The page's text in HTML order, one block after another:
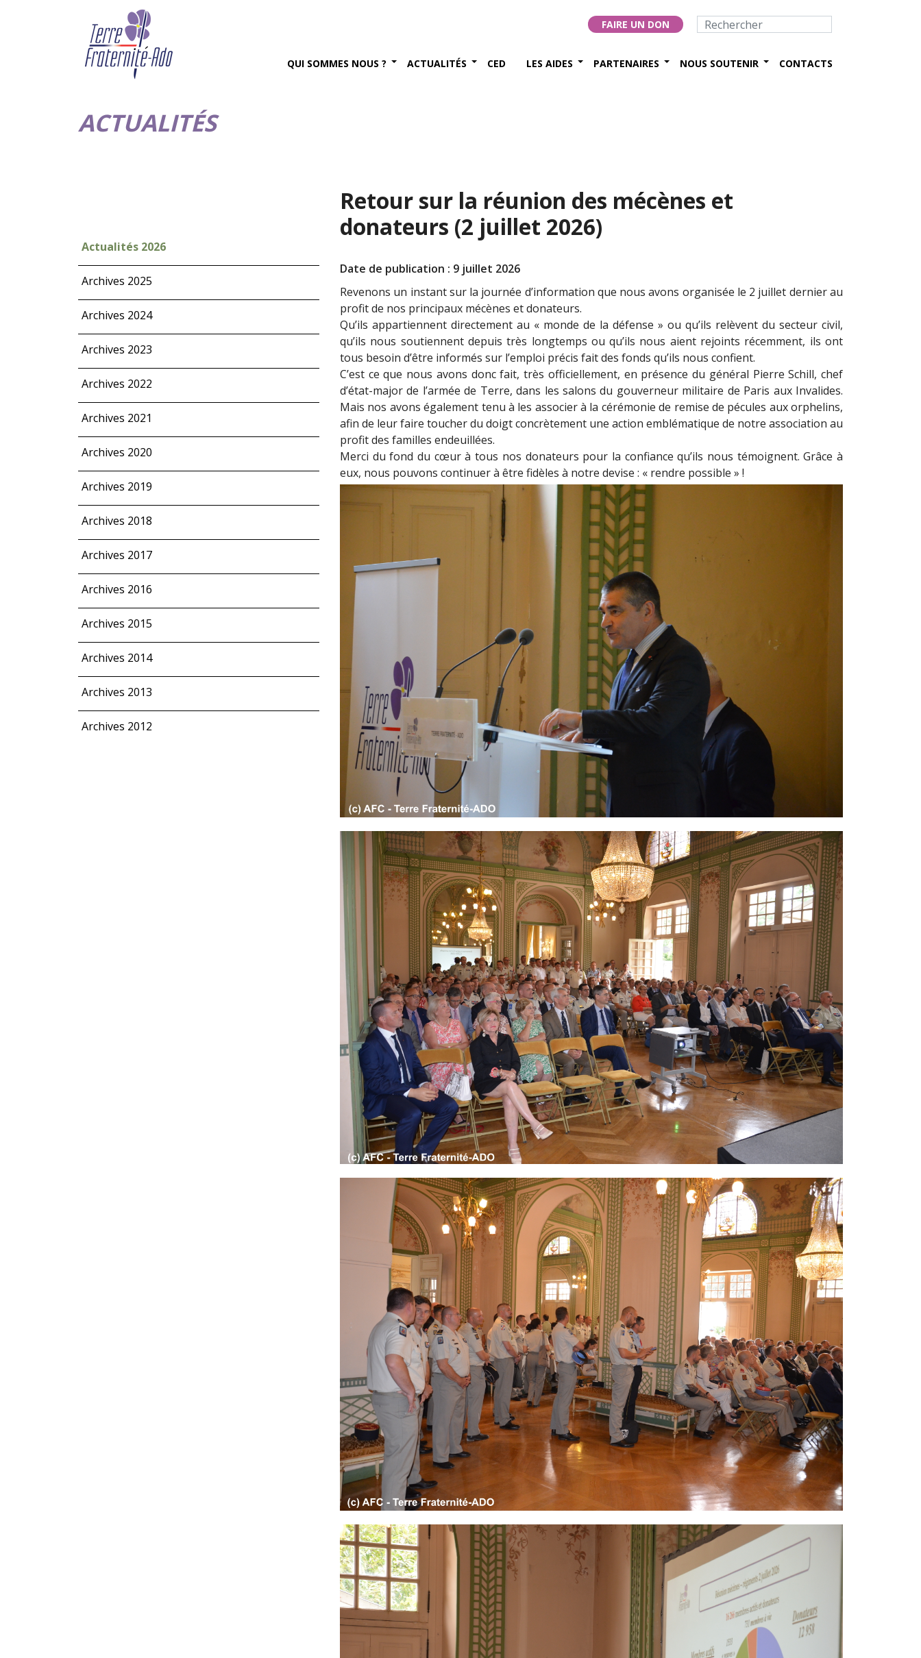
FAIRE UN DON
QUI SOMMES NOUS ? ACTUALITÉS CED LES AIDES PARTENAIRES NOUS SOUTENIR CONTACTS
ACTUALITÉS
Actualités 2026
Archives 2025
Archives 2024
Archives 2023
Archives 2022
Archives 2021
Archives 2020
Archives 2019
Archives 2018
Archives 2017
Archives 2016
Archives 2015
Archives 2014
Archives 2013
Archives 2012
Retour sur la réunion des mécènes et
donateurs (2 juillet 2026)
Date de publication : 9 juillet 2026
Revenons un instant sur la journée d’information que nous avons organisée le 2 juillet dernier au
profit de nos principaux mécènes et donateurs.
Qu’ils appartiennent directement au « monde de la défense » ou qu’ils relèvent du secteur civil,
qu’ils nous soutiennent depuis très longtemps ou qu’ils nous aient rejoints récemment, ils ont
tous besoin d’être informés sur l’emploi précis fait des fonds qu’ils nous confient.
C’est ce que nous avons donc fait, très officiellement, en présence du général Pierre Schill, chef
d’état-major de l’armée de Terre, dans les salons du gouverneur militaire de Paris aux Invalides.
Mais nos avons également tenu à les associer à la cérémonie de remise de pécules aux orphelins,
afin de leur faire toucher du doigt concrètement une action emblématique de notre association au
profit des familles endeuillées.
Merci du fond du cœur à tous nos donateurs pour la confiance qu’ils nous témoignent. Grâce à
eux, nous pouvons continuer à être fidèles à notre devise : « rendre possible » !